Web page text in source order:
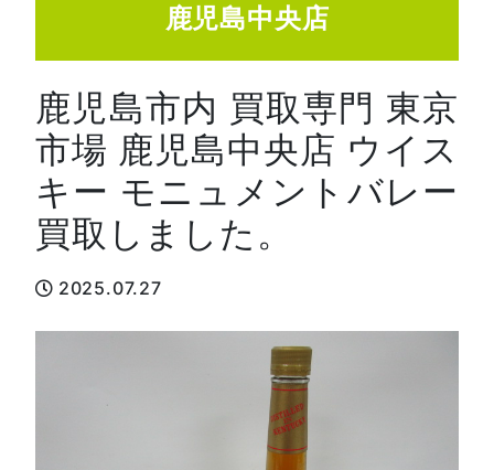
鹿児島中央店
鹿児島市内 買取専門 東京
市場 鹿児島中央店 ウイス
キー モニュメントバレー
買取しました。
2025.07.27